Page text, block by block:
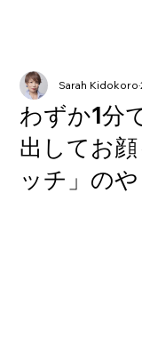
わずか1分
出してお
ッチ」の
Sarah Kidokoro